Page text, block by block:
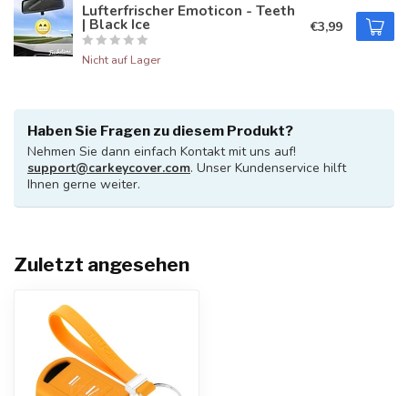
Lufterfrischer Emoticon - Teeth
| Black Ice
Nicht auf Lager
€3,99
Haben Sie Fragen zu diesem Produkt?
Nehmen Sie dann einfach Kontakt mit uns auf!
support@carkeycover.com. Unser Kundenservice hilft
Ihnen gerne weiter.
Zuletzt angesehen